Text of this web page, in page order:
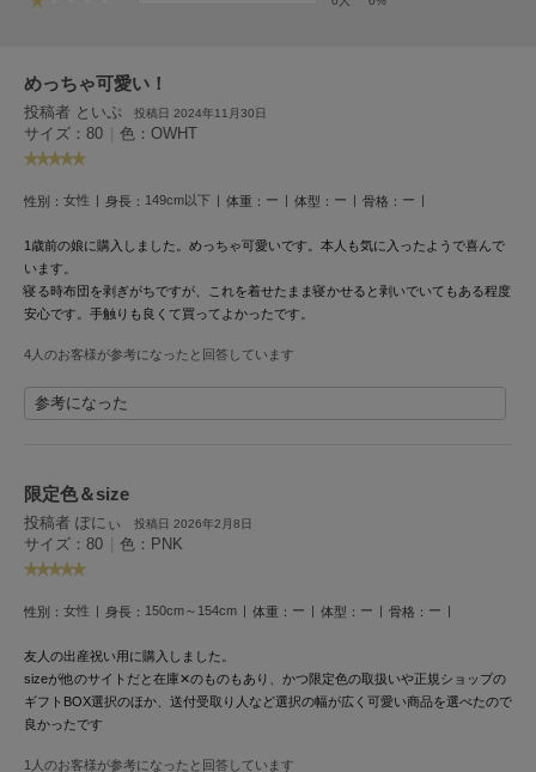
グラミチ
へノン
HUNTER
ハンター
HOKA ONEONE
KEEN
LAATO
ラート
ル
le coq sportif
ルコックスポルティフ
LeSportsac
めっちゃ可愛い！
投稿者 といぷ 投稿日 2024年11月30日
サイズ：80 | 色：OWHT
性別： 女性 身長： 149cm以下 体重： ー 体型： ー 骨格： ー
1歳前の娘に購入しました。めっちゃ可愛いです。本人も気に入ったようで喜んで
います。
寝る時布団を剥ぎがちですが、これを着せたまま寝かせると剥いでいてもある程度
安心です。手触りも良くて買ってよかったです。
4人のお客様が参考になったと回答しています
参考になった
限定色＆size
投稿者 ぽにぃ 投稿日 2026年2月8日
サイズ：80 | 色：PNK
性別： 女性 身長： 150cm～154cm 体重： ー 体型： ー 骨格： ー
友人の出産祝い用に購入しました。
sizeが他のサイトだと在庫✕のものもあり、かつ限定色の取扱いや正規ショップの
ギフトBOX選択のほか、送付受取り人など選択の幅が広く可愛い商品を選べたので
良かったです
1人のお客様が参考になったと回答しています